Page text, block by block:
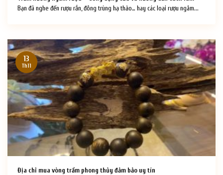
Bạn đã nghe đến rượu rắn, đông trùng hạ thảo… hay các loại rượu ngâm...
Địa chỉ mua vòng trầm phong thủy đảm bảo uy tín
13
Th11